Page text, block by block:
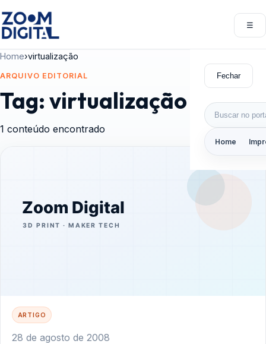
☰
Fechar
Buscar por:
Home
Home›virtualização
ARQUIVO EDITORIAL
Tag:virtualização
1 conteúdo encontrado
ARTIGO
28 de agosto de 2008